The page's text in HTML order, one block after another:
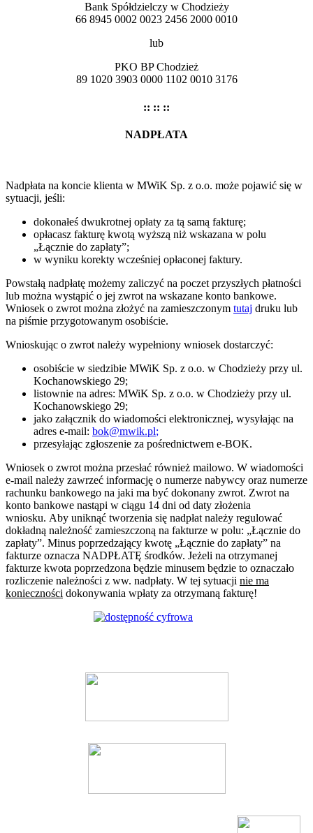
Bank Spółdzielczy w Chodzieży
66 8945 0002 0023 2456 2000 0010
lub
PKO BP Chodzież
89 1020 3903 0000 1102 0010 3176
:: :: ::
NADPŁATA
Nadpłata na koncie klienta w MWiK Sp. z o.o. może pojawić się w
sytuacji, jeśli:
dokonałeś dwukrotnej opłaty za tą samą fakturę;
opłacasz fakturę kwotą wyższą niż wskazana w polu
„Łącznie do zapłaty”;
w wyniku korekty wcześniej opłaconej faktury.
Powstałą nadpłatę możemy zaliczyć na poczet przyszłych płatności
lub można wystąpić o jej zwrot na wskazane konto bankowe.
Wniosek o zwrot można złożyć na zamieszczonym tutaj druku lub
na piśmie przygotowanym osobiście.
Wnioskując o zwrot należy wypełniony wniosek dostarczyć:
osobiście w siedzibie MWiK Sp. z o.o. w Chodzieży przy ul.
Kochanowskiego 29;
listownie na adres: MWiK Sp. z o.o. w Chodzieży przy ul.
Kochanowskiego 29;
jako załącznik do wiadomości elektronicznej, wysyłając na
adres e-mail: bok@mwik.pl;
przesyłając zgłoszenie za pośrednictwem e-BOK.
Wniosek o zwrot można przesłać również mailowo. W wiadomości
e-mail należy zawrzeć informację o numerze nabywcy oraz numerze
rachunku bankowego na jaki ma być dokonany zwrot. Zwrot na
konto bankowe nastąpi w ciągu 14 dni od daty złożenia
wniosku. Aby uniknąć tworzenia się nadpłat należy regulować
dokładną należność zamieszczoną na fakturze w polu: „Łącznie do
zapłaty”. Minus poprzedzający kwotę „Łącznie do zapłaty” na
fakturze oznacza NADPŁATĘ środków. Jeżeli na otrzymanej
fakturze kwota poprzedzona będzie minusem będzie to oznaczało
rozliczenie należności z ww. nadpłaty. W tej sytuacji nie ma
konieczności dokonywania wpłaty za otrzymaną fakturę!